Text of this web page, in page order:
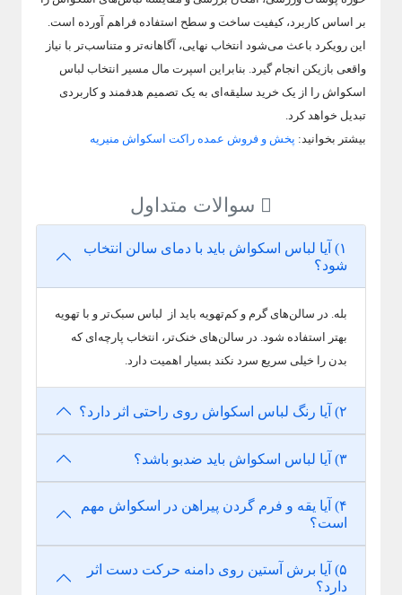
بر اساس کاربرد، کیفیت ساخت و سطح استفاده فراهم آورده است.
این رویکرد باعث می‌شود انتخاب نهایی، آگاهانه‌تر و متناسب‌تر با نیاز
واقعی بازیکن انجام گیرد. بنابراین اسپرت مال مسیر انتخاب لباس
اسکواش را از یک خرید سلیقه‌ای به یک تصمیم هدفمند و کاربردی
تبدیل خواهد کرد.
بیشتر بخوانید: پخش و فروش عمده راکت اسکواش منیریه
سوالات متداول
۱) آیا لباس اسکواش باید با دمای سالن انتخاب
شود؟
بله. در سالن‌های گرم و کم‌تهویه باید از لباس سبک‌تر و با تهویه
بهتر استفاده شود. در سالن‌های خنک‌تر، انتخاب پارچه‌ای که
بدن را خیلی سریع سرد نکند بسیار اهمیت دارد.
۲) آیا رنگ لباس اسکواش روی راحتی اثر دارد؟
۳) آیا لباس اسکواش باید ضدبو باشد؟
۴) آیا یقه و فرم گردن پیراهن در اسکواش مهم
است؟
۵) آیا برش آستین روی دامنه حرکت دست اثر
دارد؟